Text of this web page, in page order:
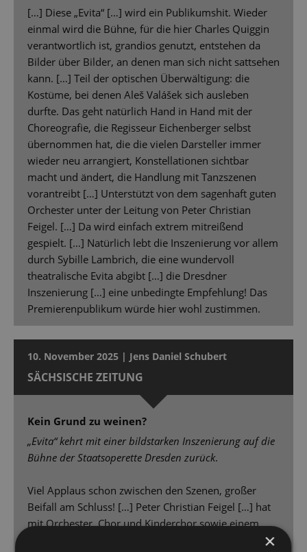
[…] Diese „Evita“ […] wird ein Publikumshit. Wieder
einmal wird die Bühne, für die hier Charles Quiggin
verantwortlich ist, grandios genutzt, entstehen da
Bilder über Bilder, an denen man sich nicht sattsehen
kann. […] Teil der optischen Überwältigung: die
Kostüme, bei denen Aleš Valášek sich ausleben
durfte. Das geht natürlich Hand in Hand mit der
Choreografie, die Regisseur Eichenberger selbst
übernommen hat, die die vielen Darsteller immer
wieder neu arrangiert, Konstellationen sichtbar
macht und ändert, die Handlung mit Tanzszenen
vorantreibt […] Unterstützt von dem sagenhaft guten
Orchester unter der Leitung von Peter Christian
Feigel. […] Da wird einfach extrem mitreißend
gespielt. […] Natürlich lebt die Inszenierung vor allem
durch Sybille Lambrich, die eine wundervoll
theatralische Evita abgibt […] die Dresdner
Inszenierung […] eine unbedingte Empfehlung! Das
Premierenpublikum würde hier wohl zustimmen.
10. November 2025 | Jens Daniel Schubert
SÄCHSISCHE ZEITUNG
Kein Grund zu weinen?
„Evita“ kehrt mit einer bildstarken Inszenierung auf die
Bühne der Staatsoperette Dresden zurück.
Viel Applaus schon zwischen den Szenen, großer
Beifall am Schluss! […] Peter Christian Feigel […] hat
mit Orchester, Chor und Kinderchor sowie einem
×